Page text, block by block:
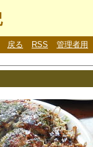
戻る RSS 管理者用